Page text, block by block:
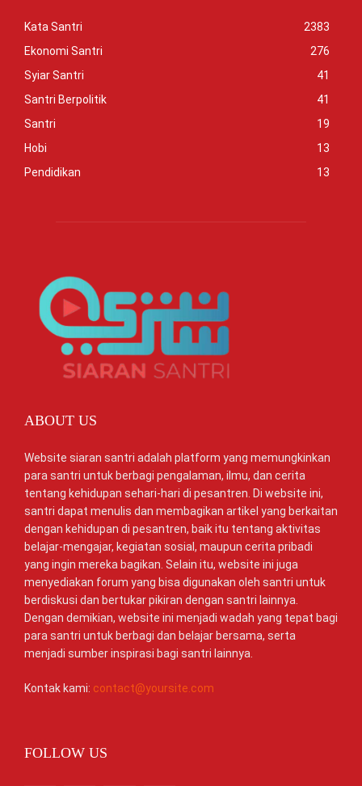
Kata Santri
2383
Ekonomi Santri
276
Syiar Santri
41
Santri Berpolitik
41
Santri
19
Hobi
13
Pendidikan
13
ABOUT US
Website siaran santri adalah platform yang memungkinkan
para santri untuk berbagi pengalaman, ilmu, dan cerita
tentang kehidupan sehari-hari di pesantren. Di website ini,
santri dapat menulis dan membagikan artikel yang berkaitan
dengan kehidupan di pesantren, baik itu tentang aktivitas
belajar-mengajar, kegiatan sosial, maupun cerita pribadi
yang ingin mereka bagikan. Selain itu, website ini juga
menyediakan forum yang bisa digunakan oleh santri untuk
berdiskusi dan bertukar pikiran dengan santri lainnya.
Dengan demikian, website ini menjadi wadah yang tepat bagi
para santri untuk berbagi dan belajar bersama, serta
menjadi sumber inspirasi bagi santri lainnya.
Kontak kami: contact@yoursite.com
FOLLOW US